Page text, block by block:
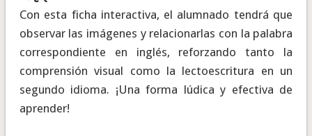
Con esta ficha interactiva, el alumnado tendrá que
observar las imágenes y relacionarlas con la palabra
correspondiente en inglés, reforzando tanto la
comprensión visual como la lectoescritura en un
segundo idioma. ¡Una forma lúdica y efectiva de
aprender!